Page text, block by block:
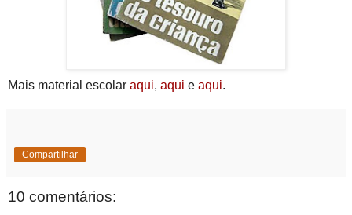
Mais material escolar aqui, aqui e aqui.
Compartilhar
10 comentários: